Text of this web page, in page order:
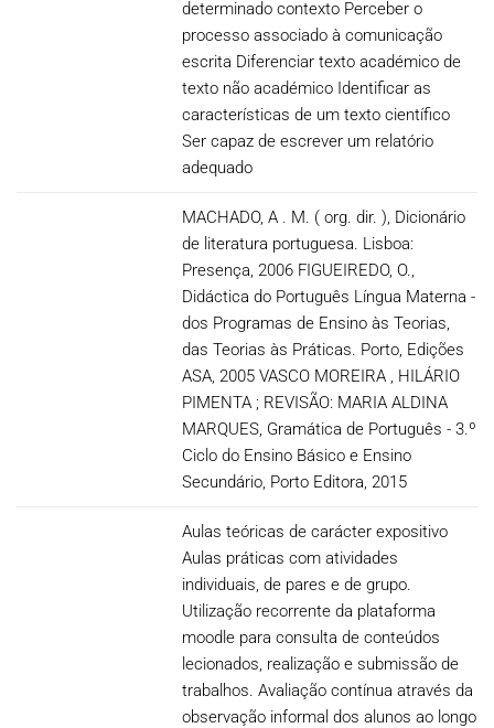
determinado contexto Perceber o
processo associado à comunicação
escrita Diferenciar texto académico de
texto não académico Identificar as
características de um texto científico
Ser capaz de escrever um relatório
adequado
MACHADO, A . M. ( org. dir. ), Dicionário
de literatura portuguesa. Lisboa:
Presença, 2006 FIGUEIREDO, O.,
Didáctica do Português Língua Materna -
dos Programas de Ensino às Teorias,
das Teorias às Práticas. Porto, Edições
ASA, 2005 VASCO MOREIRA , HILÁRIO
PIMENTA ; REVISÃO: MARIA ALDINA
MARQUES, Gramática de Português - 3.º
Ciclo do Ensino Básico e Ensino
Secundário, Porto Editora, 2015
Aulas teóricas de carácter expositivo
Aulas práticas com atividades
individuais, de pares e de grupo.
Utilização recorrente da plataforma
moodle para consulta de conteúdos
lecionados, realização e submissão de
trabalhos. Avaliação contínua através da
observação informal dos alunos ao longo